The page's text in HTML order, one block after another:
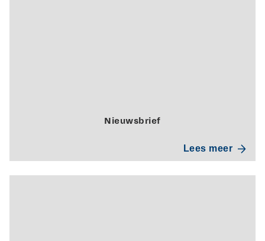
Nieuwsbrief
Lees meer